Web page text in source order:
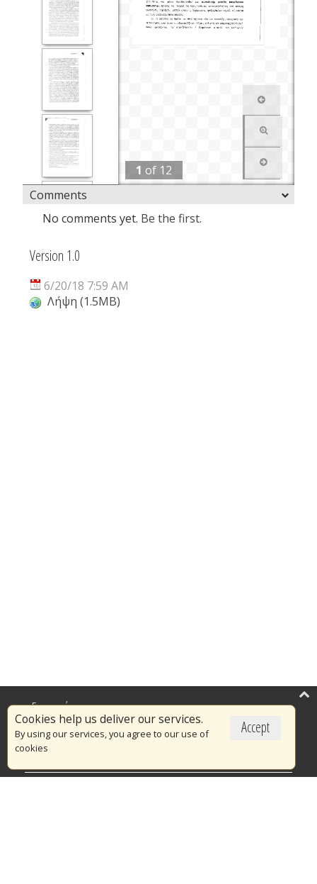
1 of 12
Comments
No comments yet. Be the first.
Version 1.0
6/20/18 7:59 AM
Λήψη (1.5MB)
Accept
Cookies help us deliver our services.
By using our services, you agree to our use of
cookies
Επικαιρότητα
Το Πυροσβεστικό Σώμα